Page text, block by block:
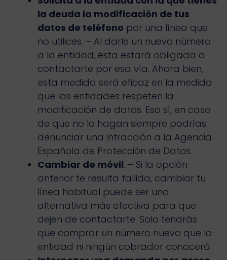
la deuda la modificación de tus
datos de teléfono por una línea que
no utilices. – Al darle un nuevo número
a la entidad, ésta estará obligada a
contactarte por esa vía. Ahora bien,
esta medida será eficaz en la medida
que las entidades respeten la
modificación de datos. Eso sí, en caso
de que no lo hagan siempre podrías
denunciar una infracción a la Agencia
Española de Protección de Datos.
Cambiar de móvil. – Si la opción
anterior te resulta fallida, cambiar tu
línea habitual puede ser una
alternativa más efectiva para que
dejen de contactarte. Solo tendrás
que comprar un número nuevo que la
entidad ni ningún cobrador conocerá.